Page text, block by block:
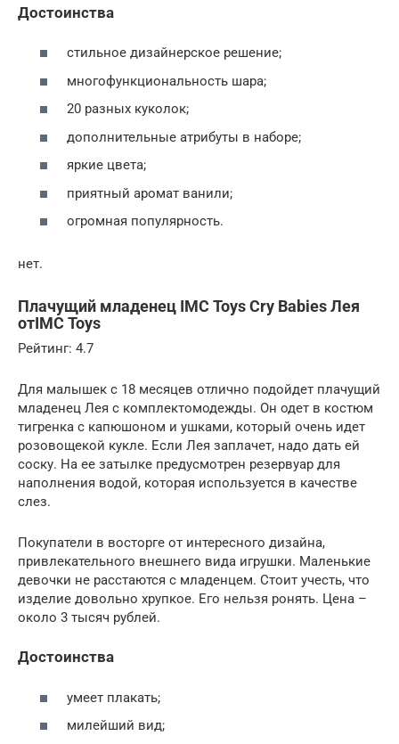
Достоинства
стильное дизайнерское решение;
многофункциональность шара;
20 разных куколок;
дополнительные атрибуты в наборе;
яркие цвета;
приятный аромат ванили;
огромная популярность.
нет.
Плачущий младенец IMC Toys Cry Babies Лея
отIMC Toys
Рейтинг: 4.7
Для малышек с 18 месяцев отлично подойдет плачущий
младенец Лея с комплектомодежды. Он одет в костюм
тигренка с капюшоном и ушками, который очень идет
розовощекой кукле. Если Лея заплачет, надо дать ей
соску. На ее затылке предусмотрен резервуар для
наполнения водой, которая используется в качестве
слез.
Покупатели в восторге от интересного дизайна,
привлекательного внешнего вида игрушки. Маленькие
девочки не расстаются с младенцем. Стоит учесть, что
изделие довольно хрупкое. Его нельзя ронять. Цена –
около 3 тысяч рублей.
Достоинства
умеет плакать;
милейший вид;